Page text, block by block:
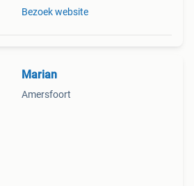
Bezoek website
Marian
Amersfoort